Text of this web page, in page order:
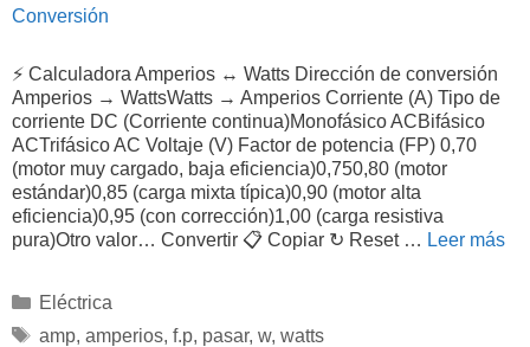
Conversión
⚡ Calculadora Amperios ↔ Watts Dirección de conversión
Amperios → WattsWatts → Amperios Corriente (A) Tipo de
corriente DC (Corriente continua)Monofásico ACBifásico
ACTrifásico AC Voltaje (V) Factor de potencia (FP) 0,70
(motor muy cargado, baja eficiencia)0,750,80 (motor
estándar)0,85 (carga mixta típica)0,90 (motor alta
eficiencia)0,95 (con corrección)1,00 (carga resistiva
pura)Otro valor… Convertir 📋 Copiar ↻ Reset … Leer más
Categorías
Eléctrica
Etiquetas
amp, amperios, f.p, pasar, w, watts